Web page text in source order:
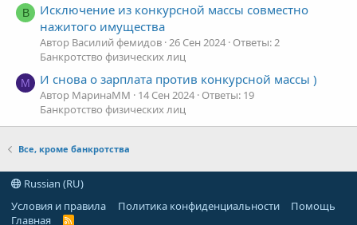
В
Исключение из конкурсной массы совместно
нажитого имущества
Автор Василий фемидов 26 Сен 2024 Ответы: 2
Банкротство физических лиц
М И снова о зарплата против конкурсной массы )
Автор МаринаMM 14 Сен 2024 Ответы: 19
Банкротство физических лиц
Все, кроме банкротства
Russian (RU)
Условия и правила
Политика конфиденциальности
Помощь
Главная
R